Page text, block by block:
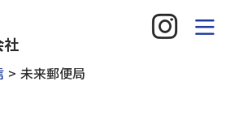
社
未来郵便局